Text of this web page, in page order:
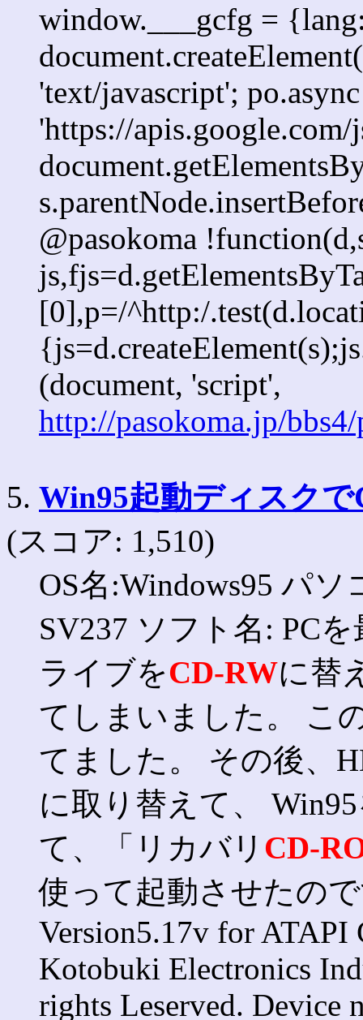
window.___gcfg =
'text/javascript';
'https://
@pasokoma
[0],p=/^http:/
(document, 'script',
http://pasokoma.jp/
5. Win95起動ディスク
(スコア: 1,510)
OS名:Windows95 パ
SV237 ソフト名: PC
ライブをCD-RWに替
てしまいました。 こ
てました。 その後、
に取り替えて、
て、「リカバリ CD-
使って起動させたの
Version5.17v for
Kotobuki Electronics
rights Leserved. Device